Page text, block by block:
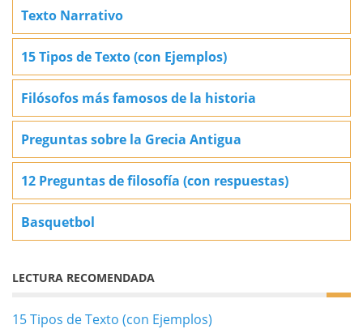
Texto Narrativo
15 Tipos de Texto (con Ejemplos)
Filósofos más famosos de la historia
Preguntas sobre la Grecia Antigua
12 Preguntas de filosofía (con respuestas)
Basquetbol
LECTURA RECOMENDADA
15 Tipos de Texto (con Ejemplos)